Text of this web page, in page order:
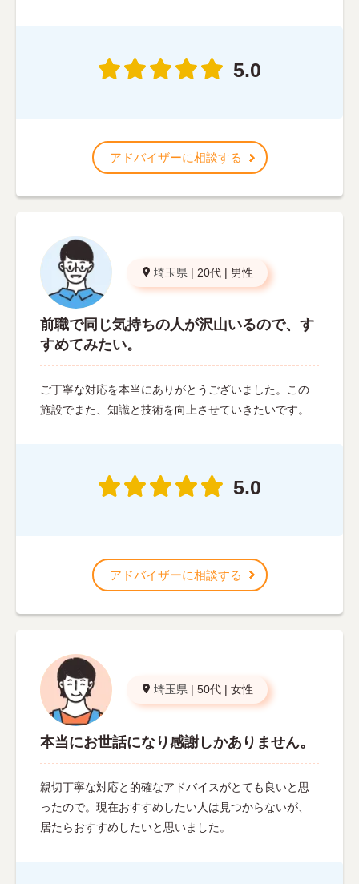
5.0
アドバイザーに相談する
埼玉県 | 20代 | 男性
前職で同じ気持ちの人が沢山いるので、す
すめてみたい。
ご丁寧な対応を本当にありがとうございました。この
施設でまた、知識と技術を向上させていきたいです。
5.0
アドバイザーに相談する
埼玉県 | 50代 | 女性
本当にお世話になり感謝しかありません。
親切丁寧な対応と的確なアドバイスがとても良いと思
ったので。現在おすすめしたい人は見つからないが、
居たらおすすめしたいと思いました。